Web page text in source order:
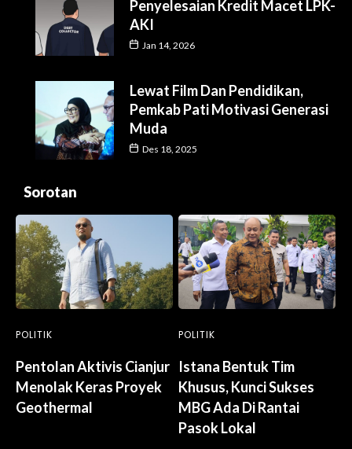
Penyelesaian Kredit Macet LPK-
AKI
Jan 14, 2026
Lewat Film Dan Pendidikan,
Pemkab Pati Motivasi Generasi
Muda
Des 18, 2025
Sorotan
POLITIK
Pentolan Aktivis Cianjur
Menolak Keras Proyek
Geothermal
POLITIK
Istana Bentuk Tim
Khusus, Kunci Sukses
MBG Ada Di Rantai
Pasok Lokal